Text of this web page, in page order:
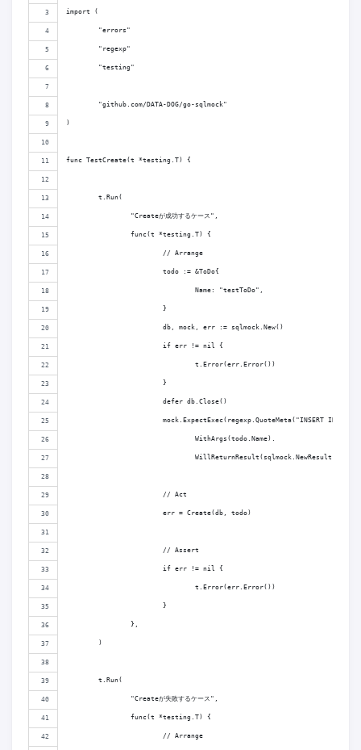
import (
	"errors"
	"regexp"
	"testing"
	"github.com/DATA-DOG/go-sqlmock"
)
func TestCreate(t *testing.T) {
	t.Run(
		"Createが成功するケース",
		func(t *testing.T) {
			// Arrange
			todo := &ToDo{
				Name: "testToDo",
			}
			db, mock, err := sqlmock.New()
			if err != nil {
				t.Error(err.Error())
			}
			defer db.Close()
mock.ExpectExec(regexp.QuoteMeta("INSERT INTO
				WithArgs(todo.Name).
				WillReturnResult(sqlmock.NewResult(1, 1))
			// Act
			err = Create(db, todo)
			// Assert
			if err != nil {
				t.Error(err.Error())
			}
		},
	)
	t.Run(
		"Createが失敗するケース",
		func(t *testing.T) {
			// Arrange